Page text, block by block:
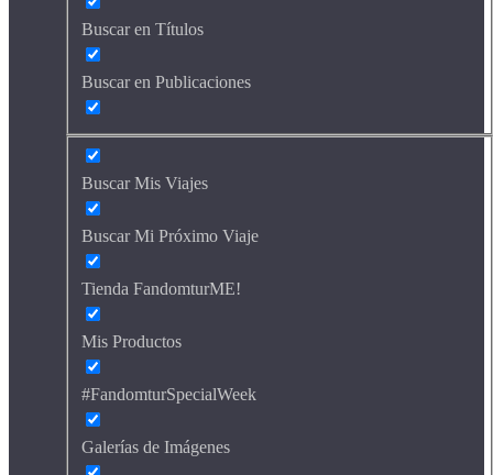
Buscar en Títulos
Buscar en Publicaciones
Buscar Mis Viajes
Buscar Mi Próximo Viaje
Tienda FandomturME!
Mis Productos
#FandomturSpecialWeek
Galerías de Imágenes